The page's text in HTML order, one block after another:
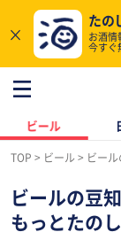
×
たの
お酒情
今すぐ
ビール
TOP ビール ビー
ビールの豆
もっとたのし